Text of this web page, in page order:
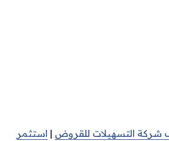
شركة التسهيلات للقروض | استثمر